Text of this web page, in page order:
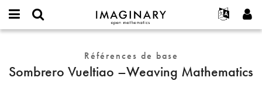
IMAGINARY
open
Français
Deutsch
Programmes
Galeries
Projets
Participer
username
Mot
de
Vueltiao
–
Références de base
Sombrero Vueltiao –Weaving Mathematics